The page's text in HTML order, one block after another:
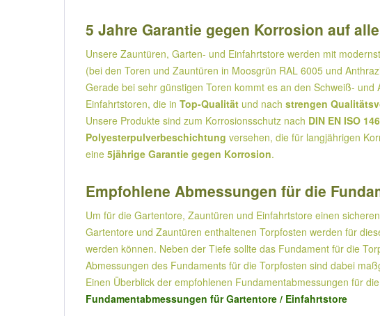
5 Jahre Garantie gegen Korrosion auf
Unsere Zauntüren, Garten- und Einfahrtstore werden mit
(bei den Toren und Zauntüren in Moosgrün RAL 6005 und
Gerade bei sehr günstigen Toren kommt es an den Schweiß-
Einfahrtstoren, die in Top-Qualität und nach strengen
Unsere Produkte sind zum Korrosionsschutz nach DIN EN ISO
Polyesterpulverbeschichtung versehen, die für langjährigen
eine 5jährige Garantie gegen Korrosion.
Empfohlene Abmessungen für die
Um für die Gartentore, Zauntüren und Einfahrtstore einen
Gartentore und Zauntüren enthaltenen Torpfosten werden für
werden können. Neben der Tiefe sollte das Fundament für die
Abmessungen des Fundaments für die Torpfosten sind dabei
Einen Überblick der empfohlenen Fundamentabmessungen für
Fundamentabmessungen für Gartentore / Einfahrtstore